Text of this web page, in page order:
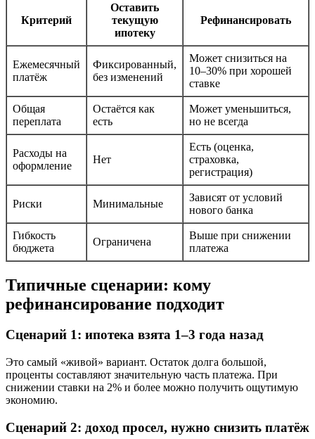
Критерий
Оставить
текущую
ипотеку
Рефинансировать
Ежемесячный
платёж
Фиксированный,
без изменений
Может снизиться на
10–30% при хорошей
ставке
Общая
переплата
Остаётся как
есть
Может уменьшиться,
но не всегда
Расходы на
оформление
Нет
Есть (оценка,
страховка,
регистрация)
Риски Минимальные
Зависят от условий
нового банка
Гибкость
бюджета
Ограничена
Выше при снижении
платежа
Типичные сценарии: кому
рефинансирование подходит
Сценарий 1: ипотека взята 1–3 года назад
Это самый «живой» вариант. Остаток долга большой,
проценты составляют значительную часть платежа. При
снижении ставки на 2% и более можно получить ощутимую
экономию.
Сценарий 2: доход просел, нужно снизить платёж